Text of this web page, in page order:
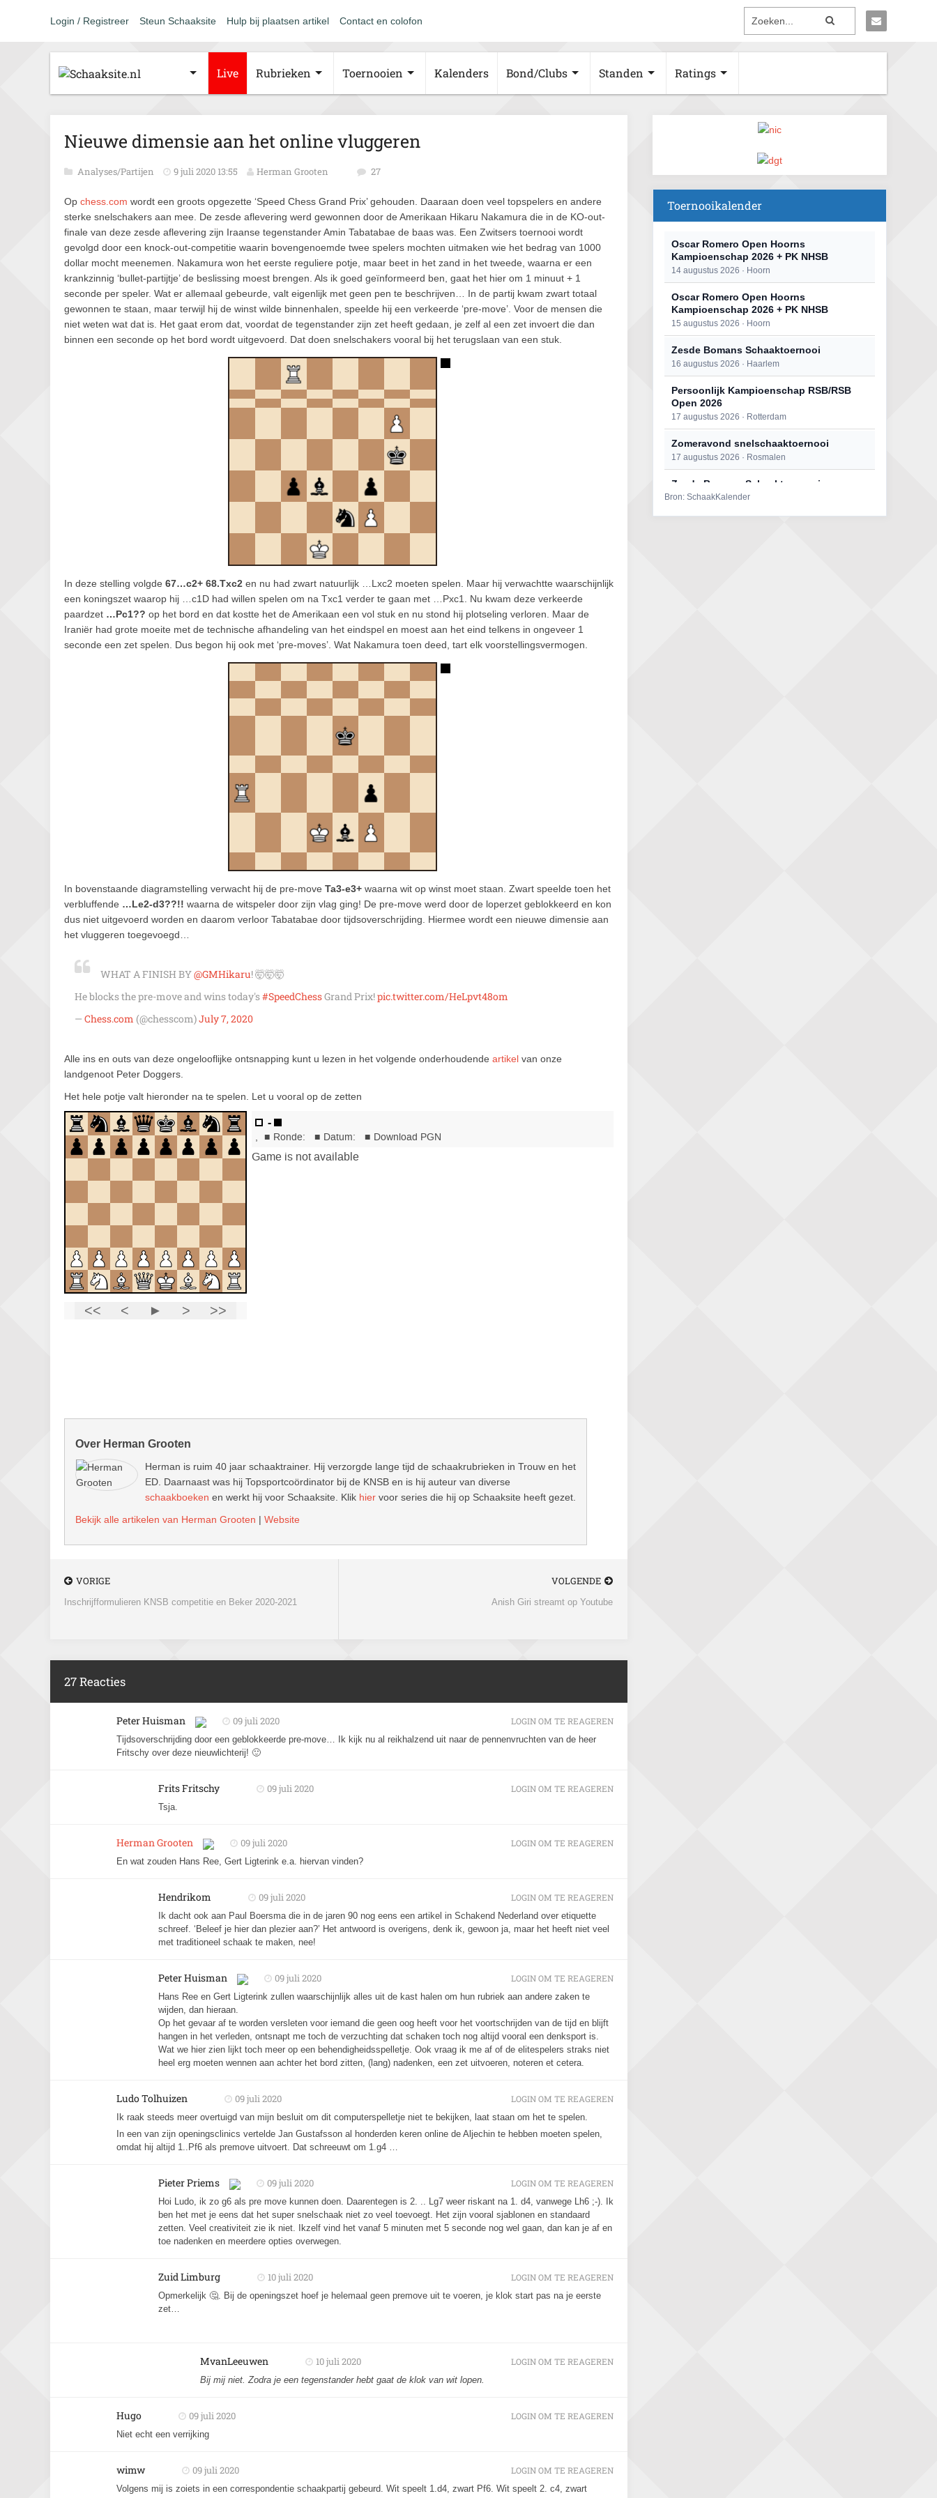
Login / Registreer Steun Schaaksite Hulp bij plaatsen artikel Contact en colofon
Live Rubrieken Toernooien Kalenders Bond/Clubs Standen Ratings
Nieuwe dimensie aan het online vluggeren
Analyses/Partijen 9 juli 2020 13:55 Herman Grooten 27
Op chess.com wordt een groots opgezette ‘Speed Chess Grand Prix’ gehouden. Daaraan doen veel topspelers en andere
sterke snelschakers aan mee. De zesde aflevering werd gewonnen door de Amerikaan Hikaru Nakamura die in de KO-out-
finale van deze zesde aflevering zijn Iraanse tegenstander Amin Tabatabae de baas was. Een Zwitsers toernooi wordt
gevolgd door een knock-out-competitie waarin bovengenoemde twee spelers mochten uitmaken wie het bedrag van 1000
dollar mocht meenemen. Nakamura won het eerste reguliere potje, maar beet in het zand in het tweede, waarna er een
krankzinnig ‘bullet-partijtje’ de beslissing moest brengen. Als ik goed geïnformeerd ben, gaat het hier om 1 minuut + 1
seconde per speler. Wat er allemaal gebeurde, valt eigenlijk met geen pen te beschrijven… In de partij kwam zwart totaal
gewonnen te staan, maar terwijl hij de winst wilde binnenhalen, speelde hij een verkeerde ‘pre-move’. Voor de mensen die
niet weten wat dat is. Het gaat erom dat, voordat de tegenstander zijn zet heeft gedaan, je zelf al een zet invoert die dan
binnen een seconde op het bord wordt uitgevoerd. Dat doen snelschakers vooral bij het terugslaan van een stuk.
In deze stelling volgde 67…c2+ 68.Txc2 en nu had zwart natuurlijk …Lxc2 moeten spelen. Maar hij verwachtte waarschijnlijk
een koningszet waarop hij …c1D had willen spelen om na Txc1 verder te gaan met …Pxc1. Nu kwam deze verkeerde
paardzet …Pc1?? op het bord en dat kostte het de Amerikaan een vol stuk en nu stond hij plotseling verloren. Maar de
Iraniër had grote moeite met de technische afhandeling van het eindspel en moest aan het eind telkens in ongeveer 1
seconde een zet spelen. Dus begon hij ook met ‘pre-moves’. Wat Nakamura toen deed, tart elk voorstellingsvermogen.
In bovenstaande diagramstelling verwacht hij de pre-move Ta3-e3+ waarna wit op winst moet staan. Zwart speelde toen het
verbluffende …Le2-d3??!! waarna de witspeler door zijn vlag ging! De pre-move werd door de loperzet geblokkeerd en kon
dus niet uitgevoerd worden en daarom verloor Tabatabae door tijdsoverschrijding. Hiermee wordt een nieuwe dimensie aan
het vluggeren toegevoegd…
WHAT A FINISH BY@GMHikaru! 🤯🤯🤯
He blocks the pre-move and wins today's#SpeedChessGrand Prix!pic.twitter.com/HeLpvt48om
— Chess.com (@chesscom)July 7, 2020
Alle ins en outs van deze ongelooflijke ontsnapping kunt u lezen in het volgende onderhoudende artikel van onze
landgenoot Peter Doggers.
Het hele potje valt hieronder na te spelen. Let u vooral op de zetten
Over Herman Grooten
Herman is ruim 40 jaar schaaktrainer. Hij verzorgde lange tijd de schaakrubrieken in Trouw en het
ED. Daarnaast was hij Topsportcoördinator bij de KNSB en is hij auteur van diverse
schaakboeken en werkt hij voor Schaaksite. Klik hier voor series die hij op Schaaksite heeft gezet.
Bekijk alle artikelen van Herman Grooten | Website
VORIGE
Inschrijfformulieren KNSB competitie en Beker 2020-2021
VOLGENDE
Anish Giri streamt op Youtube
27 Reacties
Peter Huisman 09 juli 2020
Tijdsoverschrijding door een geblokkeerde pre-move… Ik kijk nu al reikhalzend uit naar de pennenvruchten van de heer
Fritschy over deze nieuwlichterij! 🙂
LOGIN OM TE REAGEREN
Frits Fritschy 09 juli 2020
Tsja.
LOGIN OM TE REAGEREN
Herman Grooten 09 juli 2020
En wat zouden Hans Ree, Gert Ligterink e.a. hiervan vinden?
LOGIN OM TE REAGEREN
Hendrikom 09 juli 2020
Ik dacht ook aan Paul Boersma die in de jaren 90 nog eens een artikel in Schakend Nederland over etiquette
schreef. ‘Beleef je hier dan plezier aan?’ Het antwoord is overigens, denk ik, gewoon ja, maar het heeft niet veel
met traditioneel schaak te maken, nee!
LOGIN OM TE REAGEREN
Peter Huisman 09 juli 2020
Hans Ree en Gert Ligterink zullen waarschijnlijk alles uit de kast halen om hun rubriek aan andere zaken te
wijden, dan hieraan.
Op het gevaar af te worden versleten voor iemand die geen oog heeft voor het voortschrijden van de tijd en blijft
hangen in het verleden, ontsnapt me toch de verzuchting dat schaken toch nog altijd vooral een denksport is.
Wat we hier zien lijkt toch meer op een behendigheidsspelletje. Ook vraag ik me af of de elitespelers straks niet
heel erg moeten wennen aan achter het bord zitten, (lang) nadenken, een zet uitvoeren, noteren et cetera.
LOGIN OM TE REAGEREN
Ludo Tolhuizen 09 juli 2020
Ik raak steeds meer overtuigd van mijn besluit om dit computerspelletje niet te bekijken, laat staan om het te spelen.
In een van zijn openingsclinics vertelde Jan Gustafsson al honderden keren online de Aljechin te hebben moeten spelen,
omdat hij altijd 1..Pf6 als premove uitvoert. Dat schreeuwt om 1.g4 …
LOGIN OM TE REAGEREN
Pieter Priems 09 juli 2020
Hoi Ludo, ik zo g6 als pre move kunnen doen. Daarentegen is 2. .. Lg7 weer riskant na 1. d4, vanwege Lh6 ;-). Ik
ben het met je eens dat het super snelschaak niet zo veel toevoegt. Het zijn vooral sjablonen en standaard
zetten. Veel creativiteit zie ik niet. Ikzelf vind het vanaf 5 minuten met 5 seconde nog wel gaan, dan kan je af en
toe nadenken en meerdere opties overwegen.
LOGIN OM TE REAGEREN
Zuid Limburg 10 juli 2020
Opmerkelijk 🤔. Bij de openingszet hoef je helemaal geen premove uit te voeren, je klok start pas na je eerste
zet…
LOGIN OM TE REAGEREN
MvanLeeuwen 10 juli 2020
Bij mij niet. Zodra je een tegenstander hebt gaat de klok van wit lopen.
LOGIN OM TE REAGEREN
Hugo 09 juli 2020
Niet echt een verrijking
LOGIN OM TE REAGEREN
wimw 09 juli 2020
Volgens mij is zoiets in een correspondentie schaakpartij gebeurd. Wit speelt 1.d4, zwart Pf6. Wit speelt 2. c4, zwart
LOGIN OM TE REAGEREN
Toernooikalender
Oscar Romero Open Hoorns
Kampioenschap 2026 + PK NHSB
14 augustus 2026 · Hoorn
Oscar Romero Open Hoorns
Kampioenschap 2026 + PK NHSB
15 augustus 2026 · Hoorn
Zesde Bomans Schaaktoernooi
16 augustus 2026 · Haarlem
Persoonlijk Kampioenschap RSB/RSB
Open 2026
17 augustus 2026 · Rotterdam
Zomeravond snelschaaktoernooi
17 augustus 2026 · Rosmalen
Zesde Bomans Schaaktoernooi
17 augustus 2026 · Haarlem
Bron: SchaakKalender